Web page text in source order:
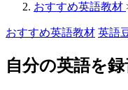
おすすめ英語教材
おすすめ英語教材 英語
自分の英語を